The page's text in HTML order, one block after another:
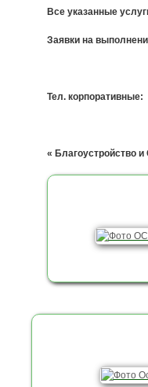
Все указанные
Заявки на
Тел.
« Благоустройство